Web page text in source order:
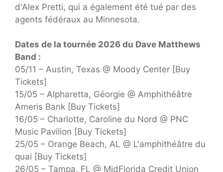
d'Alex Pretti, qui a également été tué par des
agents fédéraux au Minnesota.
Dates de la tournée 2026 du Dave Matthews
Band :
05/11 – Austin, Texas @ Moody Center [Buy
Tickets]
15/05 – Alpharetta, Géorgie @ Amphithéâtre
Ameris Bank [Buy Tickets]
16/05 – Charlotte, Caroline du Nord @ PNC
Music Pavilion [Buy Tickets]
25/05 – Orange Beach, AL @ L'amphithéâtre du
quai [Buy Tickets]
26/05 – Tampa, FL @ MidFlorida Credit Union